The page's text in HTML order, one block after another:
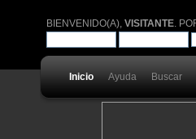
BIENVENIDO(A),VISITANTE .
Inicio Ayuda Buscar